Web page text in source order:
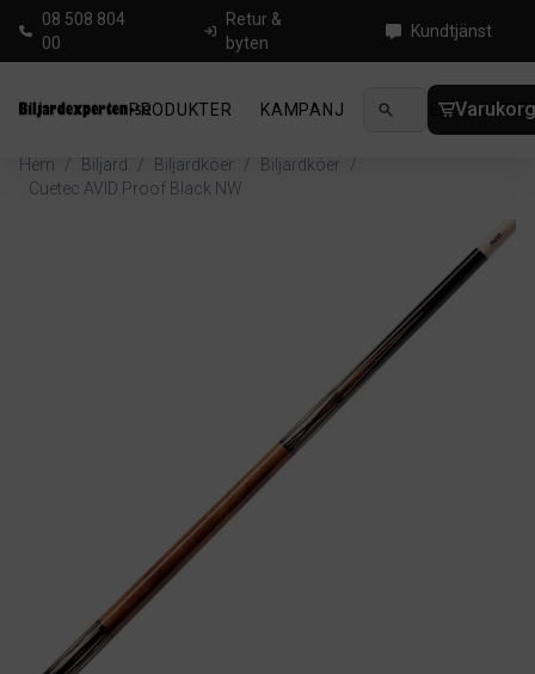
08 508 804
00
Retur &
byten
Kundtjänst
PRODUKTER KAMPANJ NYHETER
Hem / Biljard / Biljardköer / Biljardköer
/
Cuetec AVID Proof Black NW